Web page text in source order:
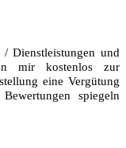
Dienstleistungen und
mir kostenlos zur
eine Vergütung
spiegeln